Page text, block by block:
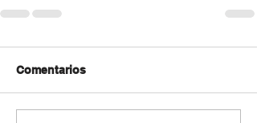
Comentarios